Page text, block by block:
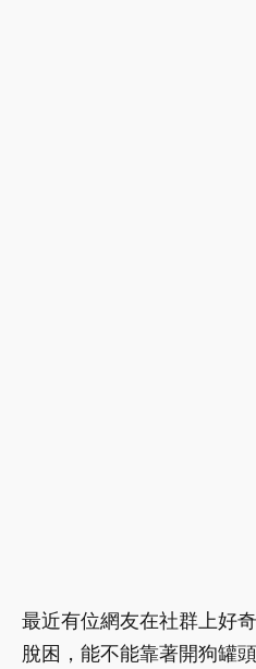
最近有位網友在社群上好
脫困，能不能靠著開狗罐